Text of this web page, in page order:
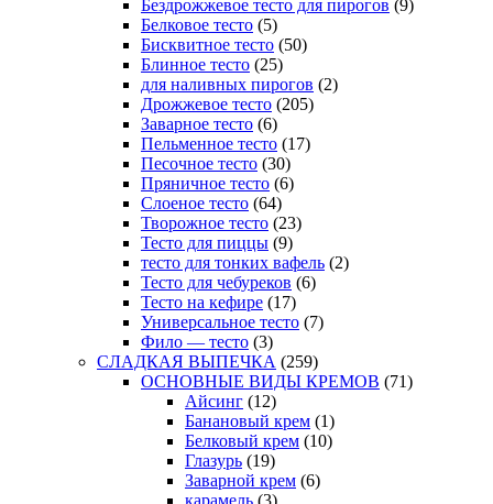
Бездрожжевое тесто для пирогов (9)
Белковое тесто (5)
Бисквитное тесто (50)
Блинное тесто (25)
для наливных пирогов (2)
Дрожжевое тесто (205)
Заварное тесто (6)
Пельменное тесто (17)
Песочное тесто (30)
Пряничное тесто (6)
Слоеное тесто (64)
Творожное тесто (23)
Тесто для пиццы (9)
тесто для тонких вафель (2)
Тесто для чебуреков (6)
Тесто на кефире (17)
Универсальное тесто (7)
Фило — тесто (3)
СЛАДКАЯ ВЫПЕЧКА (259)
ОСНОВНЫЕ ВИДЫ КРЕМОВ (71)
Айсинг (12)
Банановый крем (1)
Белковый крем (10)
Глазурь (19)
Заварной крем (6)
карамель (3)